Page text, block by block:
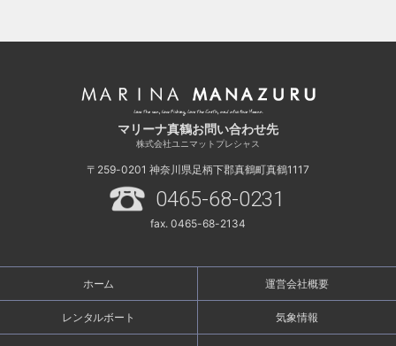
マリーナ真鶴お問い合わせ先
株式会社ユニマットプレシャス
〒259-0201 神奈川県足柄下郡真鶴町真鶴1117
0465-68-0231
fax. 0465-68-2134
ホーム 運営会社概要
レンタルボート 気象情報